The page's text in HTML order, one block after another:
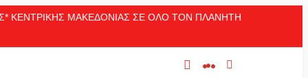
ΚΕΝΤΡΙΚΗΣ ΜΑΚΕΔΟΝΙΑΣ ΣΕ ΟΛΟ ΤΟΝ ΠΛΑΝΗΤΗ